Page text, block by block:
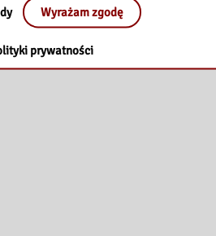
Wyrażam zgodę
prywatności